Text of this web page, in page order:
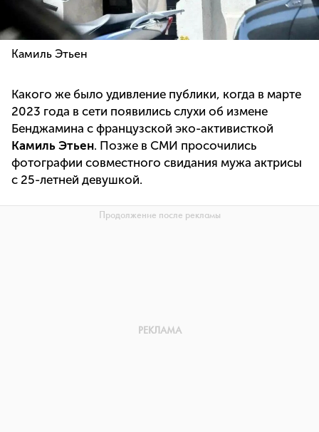
Камиль Этьен
Какого же было удивление публики, когда в марте
2023 года в сети появились слухи об измене
Бенджамина с французской эко-активисткой
Камиль Этьен. Позже в СМИ просочились
фотографии совместного свидания мужа актрисы
с 25-летней девушкой.